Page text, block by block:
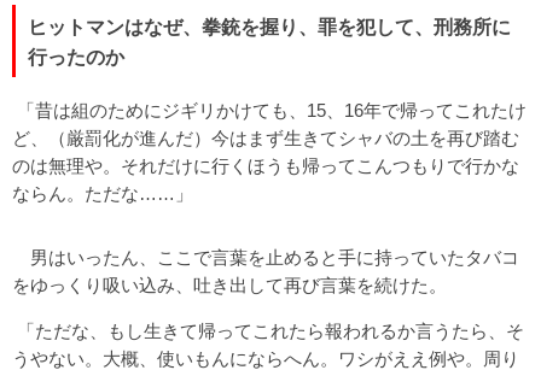
ヒットマンはなぜ、拳銃を握り、罪を犯して、刑務所に
行ったのか
「昔は組のためにジギリかけても、15、16年で帰ってこれたけ
ど、（厳罰化が進んだ）今はまず生きてシャバの土を再び踏む
のは無理や。それだけに行くほうも帰ってこんつもりで行かな
ならん。ただな……」
男はいったん、ここで言葉を止めると手に持っていたタバコ
をゆっくり吸い込み、吐き出して再び言葉を続けた。
「ただな、もし生きて帰ってこれたら報われるか言うたら、そ
うやない。大概、使いもんにならへん。ワシがええ例や。周り